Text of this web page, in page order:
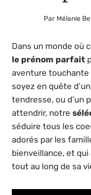
Par Mélanie
Dans un monde où
le prénom parfait
aventure touchante
soyez en quête
tendresse, ou d’un
attendrir, notre
séduire tous les
adorés par les
bienveillance, et
tout au long de sa